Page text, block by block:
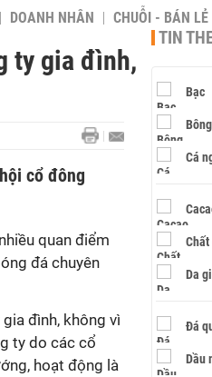
DOANH NHÂN CHUỖI - BÁN LẺ
ty gia đình,
cổ đông
quan điểm
đá chuyên
đình, không vì
ty do các cổ
hoạt động là
TIN
Bạc
Cá
Chất
Da
Đá
Dầu